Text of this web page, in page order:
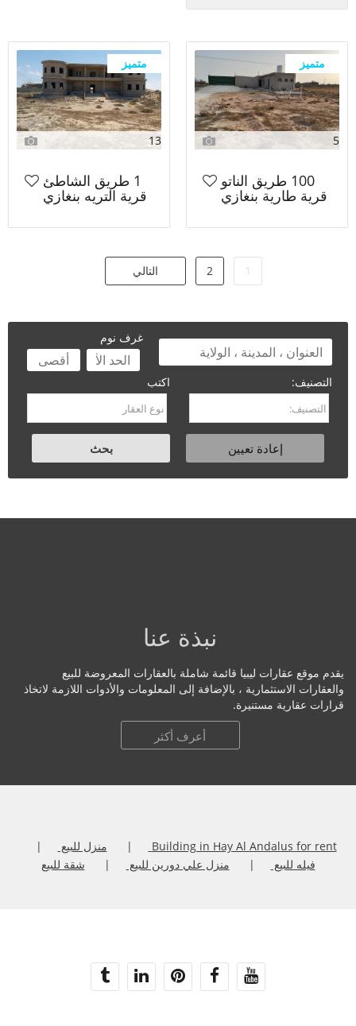
متميز
5
100 طريق الناتو
قرية طارية بنغازي
متميز
13
1 طريق الشاطئ
قرية التريه بنغازي
1
2 التالي
غرف نوم
التصنيف: اكتب
نبذة عنا
يقدم موقع عقارات ليبيا قائمة شاملة بالعقارات المعروضة للبيع
والعقارات الاستثمارية ، بالإضافة إلى المعلومات والأدوات اللازمة لاتخاذ
قرارات عقارية مستنيرة.
أعرف أكثر
Building in Hay Al Andalus for rent
منزل للبيع
فيله للبيع
منزل علي دورين للبيع شقة للبيع